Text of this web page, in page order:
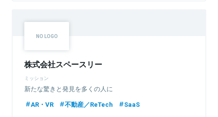
株式会社スペースリー
ミッション
新たな驚きと発見を多くの人に
AR・VR
不動産／ReTech SaaS